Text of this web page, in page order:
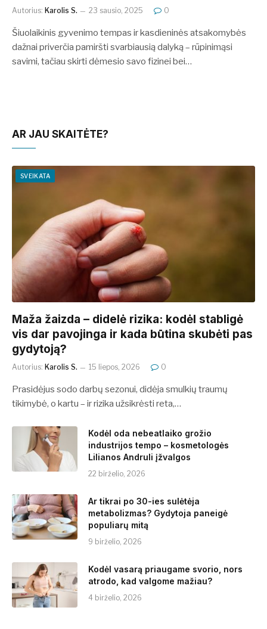
Autorius: Karolis S. 23 sausio, 2025 0
Šiuolaikinis gyvenimo tempas ir kasdieninės atsakomybės
dažnai priverčia pamiršti svarbiausią dalyką – rūpinimąsi
savimi, tačiau skirti dėmesio savo fizinei bei…
AR JAU SKAITĖTE?
SVEIKATA
​​Maža žaizda – didelė rizika: kodėl stabligė
vis dar pavojinga ir kada būtina skubėti pas
gydytoją?
Autorius: Karolis S. 15 liepos, 2026 0
Prasidėjus sodo darbų sezonui, didėja smulkių traumų
tikimybė, o kartu – ir rizika užsikrėsti reta,…
Kodėl oda nebeatlaiko grožio
industrijos tempo – kosmetologės
Lilianos Andruli įžvalgos
22 birželio, 2026
Ar tikrai po 30-ies sulėtėja
metabolizmas? Gydytoja paneigė
populiarų mitą
9 birželio, 2026
Kodėl vasarą priaugame svorio, nors
atrodo, kad valgome mažiau?
4 birželio, 2026